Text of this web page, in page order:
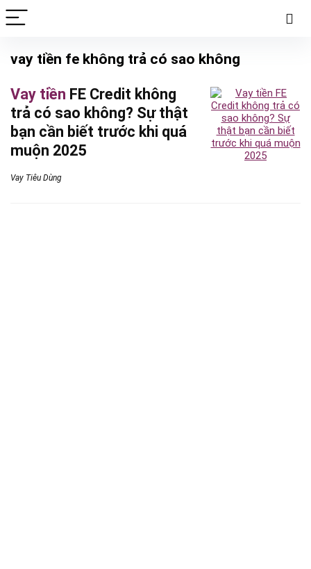
vay tiền fe không trả có sao không
Vay tiền FE Credit không
trả có sao không? Sự thật
bạn cần biết trước khi quá
muộn 2025
Vay Tiêu Dùng